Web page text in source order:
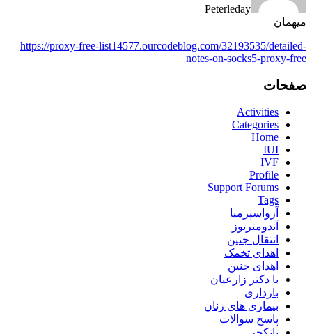
Peterleday
میهمان
https://proxy-free-list14577.ourcodeblog.com/32193535/detailed-
notes-on-socks5-proxy-free
صفحات
Activities
Categories
Home
IUI
IVF
Profile
Support Forums
Tags
آزواسپرمیا
آندومتریوز
انتقال جنین
اهدای تخمک
اهدای جنین
با دکتر زارعیان
بارداری
بیماری های زنان
پاسخ سوالات